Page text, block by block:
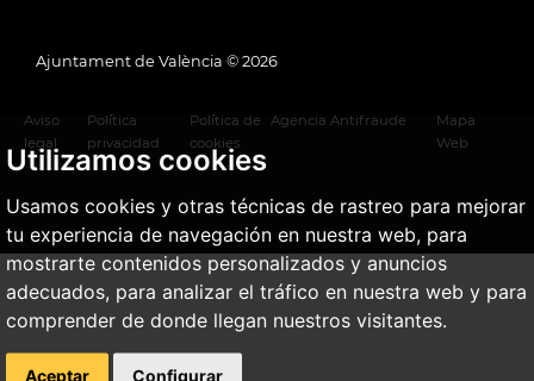
Utilizamos cookies
Usamos cookies y otras técnicas de rastreo para mejorar
tu experiencia de navegación en nuestra web, para
mostrarte contenidos personalizados y anuncios
adecuados, para analizar el tráfico en nuestra web y para
comprender de donde llegan nuestros visitantes.
Aceptar Configurar
Ajuntament de València © 2026
Aviso
legal
Política
privacidad
Política de
cookies
Agencia Antifraude
Mapa
Web